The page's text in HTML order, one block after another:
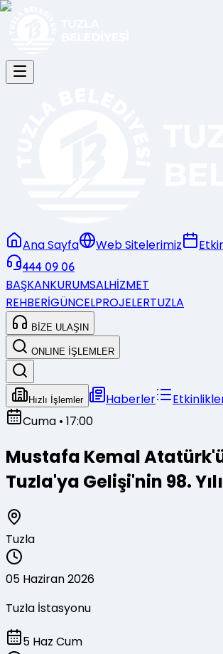
Ana Sayfa Web Sitelerimiz
444 09 06
BAŞKANKURUMSALHİZMET
REHBERİGÜNCELPROJELERTUZLA
BİZE ULAŞIN
ONLINE İŞLEMLER
Hızlı İşlemler Haberler
Cuma • 17:00
Mustafa Kemal
Tuzla'ya Gelişi'nin 98. Yılı
Tuzla
05 Haziran 2026
Tuzla İstasyonu
5 Haz Cum